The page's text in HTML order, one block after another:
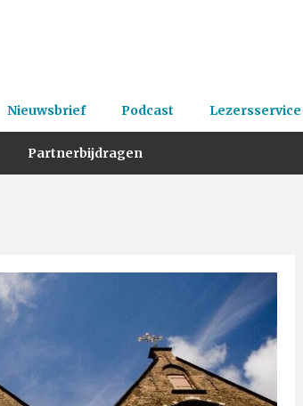
Nieuwsbrief Podcast Lezersservice
Partnerbijdragen